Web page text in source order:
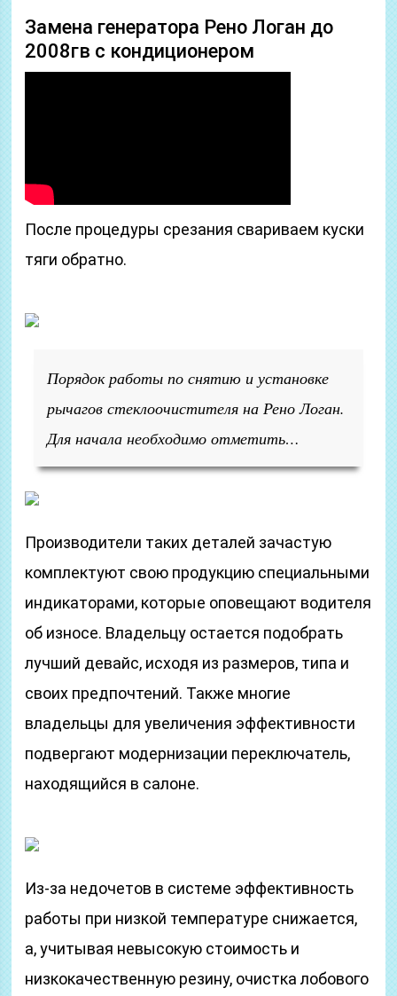
Замена генератора Рено Логан до
2008гв с кондиционером
После процедуры срезания свариваем куски
тяги обратно.
Порядок работы по снятию и установке
рычагов стеклоочистителя на Рено Логан.
Для начала необходимо отметить…
Производители таких деталей зачастую
комплектуют свою продукцию специальными
индикаторами, которые оповещают водителя
об износе. Владельцу остается подобрать
лучший девайс, исходя из размеров, типа и
своих предпочтений. Также многие
владельцы для увеличения эффективности
подвергают модернизации переключатель,
находящийся в салоне.
Из-за недочетов в системе эффективность
работы при низкой температуре снижается,
а, учитывая невысокую стоимость и
низкокачественную резину, очистка лобового